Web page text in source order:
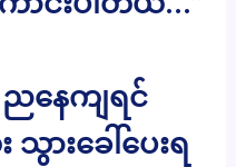
နေကျရင်
ားခေါ်ပေးရ